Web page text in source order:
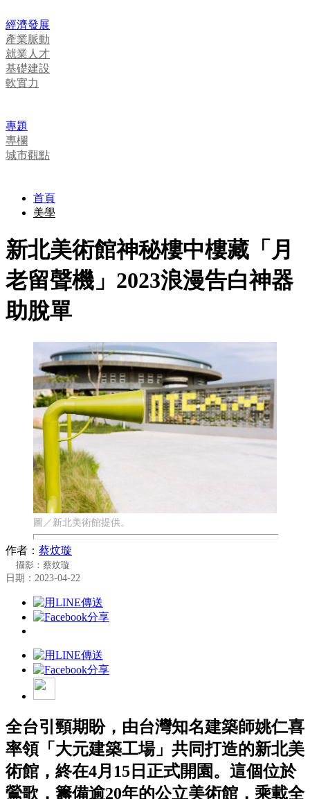
經濟發展
產業脈動
就業人才
基礎建設
軟實力
專題
專欄
城市觀點
首頁
美學
新北美術館神秘樓中樓藏「月
老留聲機」2023浪漫告白神器
助脫單
圖／新北美術館提供。
作者： 蔡炆璇
攝影：蔡炆璇
日期：2023-04-22
全台引頸期盼，由台灣知名建築師姚仁喜
率領「大元建築工場」共同打造的新北美
術館，終在4月15日正式開園。這個位於
鶯歌，籌備逾20年的公立美術館，乘載全